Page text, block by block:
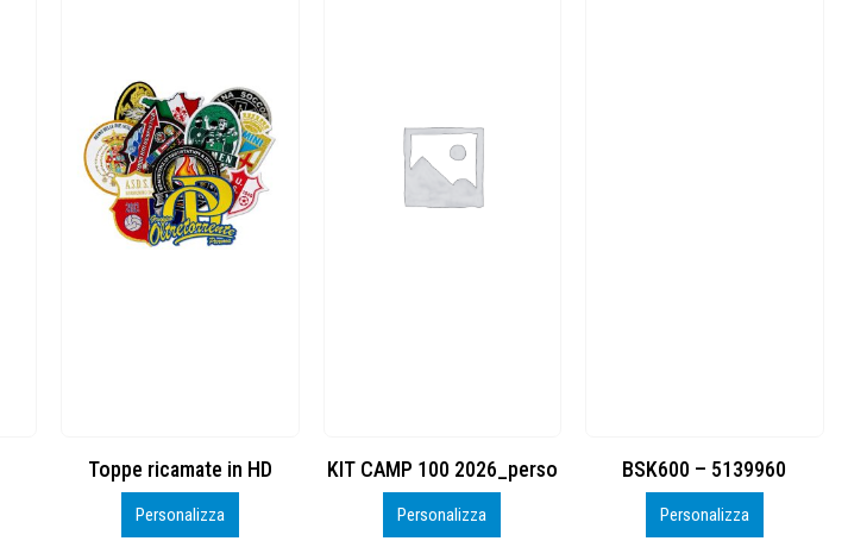
KIT CAMP 100 2026_perso
Personalizza
BSK600 – 5139960
Personalizza
DTF
Personalizza